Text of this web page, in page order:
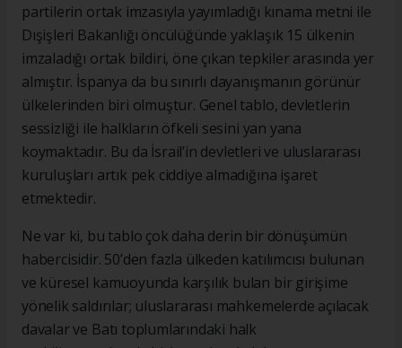
partilerin ortak imzasıyla yayımladığı kınama metni ile
Dışişleri Bakanlığı öncülüğünde yaklaşık 15 ülkenin
imzaladığı ortak bildiri, öne çıkan tepkiler arasında yer
almıştır. İspanya da bu sınırlı dayanışmanın görünür
ülkelerinden biri olmuştur. Genel tablo, devletlerin
sessizliği ile halkların öfkeli sesini yan yana
koymaktadır. Bu da İsrail’in devletleri ve uluslararası
kuruluşları artık pek ciddiye almadığına işaret
etmektedir.
Ne var ki, bu tablo çok daha derin bir dönüşümün
habercisidir. 50’den fazla ülkeden katılımcısı bulunan
ve küresel kamuoyunda karşılık bulan bir girişime
yönelik saldırılar; uluslararası mahkemelerde açılacak
davalar ve Batı toplumlarındaki halk